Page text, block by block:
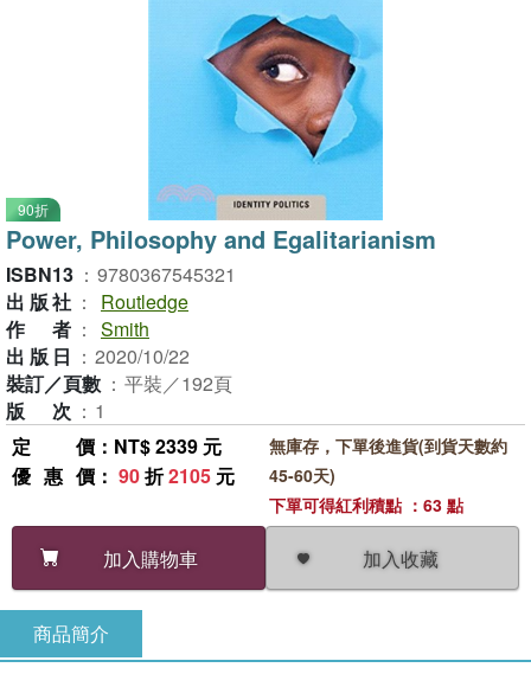
90折
Power, Philosophy and Egalitarianism
ISBN13 ： 9780367545321
出版社 ：
Routledge
作者 ： Smith
出版日 ： 2020/10/22
裝訂／頁數 ： 平裝／192頁
版次 ： 1
定價 ：NT$ 2339 元
優惠價 ： 90折2105 元
加入購物車 加入收藏
無庫存，下單後進貨(到貨天數約
45-60天)
下單可得紅利積點 ：63 點
商品簡介